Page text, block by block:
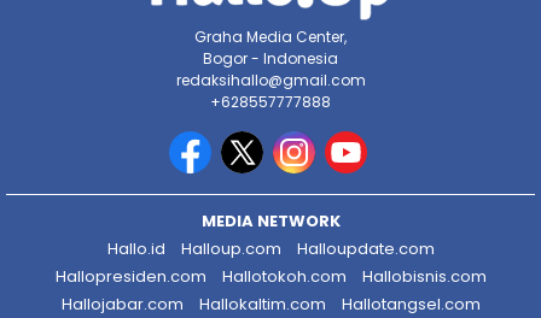
Graha Media Center,
Bogor - Indonesia
redaksihallo@gmail.com
+628557777888
MEDIA NETWORK
Hallo.id
Halloup.com
Halloupdate.com
Hallopresiden.com
Hallotokoh.com
Hallobisnis.com
Hallojabar.com
Hallokaltim.com
Hallotangsel.com